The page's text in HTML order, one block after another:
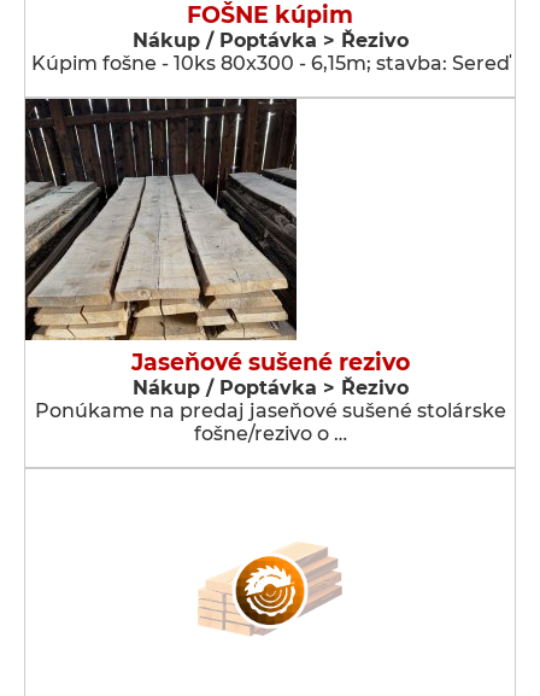
FOŠNE kúpim
Nákup / Poptávka > Řezivo
Kúpim fošne - 10ks 80x300 - 6,15m; stavba: Sereď
Jaseňové sušené rezivo
Nákup / Poptávka > Řezivo
Ponúkame na predaj jaseňové sušené stolárske
fošne/rezivo o …